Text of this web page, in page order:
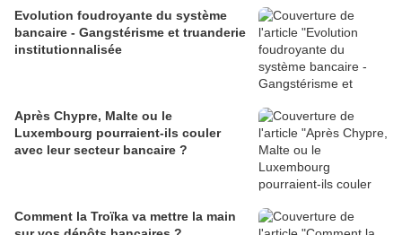
Evolution foudroyante du système
bancaire - Gangstérisme et truanderie
institutionnalisée
Après Chypre, Malte ou le
Luxembourg pourraient-ils couler
avec leur secteur bancaire ?
Comment la Troïka va mettre la main